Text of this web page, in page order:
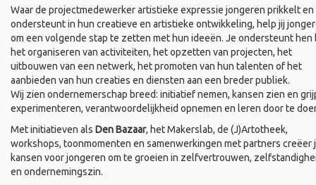
Waar de projectmedewerker artistieke expressie jongeren prikkelt en
ondersteunt in hun creatieve en artistieke ontwikkeling, help jij
om een volgende stap te zetten met hun ideeën. Je ondersteunt hen
het organiseren van activiteiten, het opzetten van projecten, het
uitbouwen van een netwerk, het promoten van hun talenten of het
aanbieden van hun creaties en diensten aan een breder publiek.
Wij zien ondernemerschap breed: initiatief nemen, kansen zien en
experimenteren, verantwoordelijkheid opnemen en leren door te
Met initiatieven als Den Bazaar, het Makerslab, de (J)Artotheek,
workshops, toonmomenten en samenwerkingen met partners creëer
kansen voor jongeren om te groeien in zelfvertrouwen,
en ondernemingszin.